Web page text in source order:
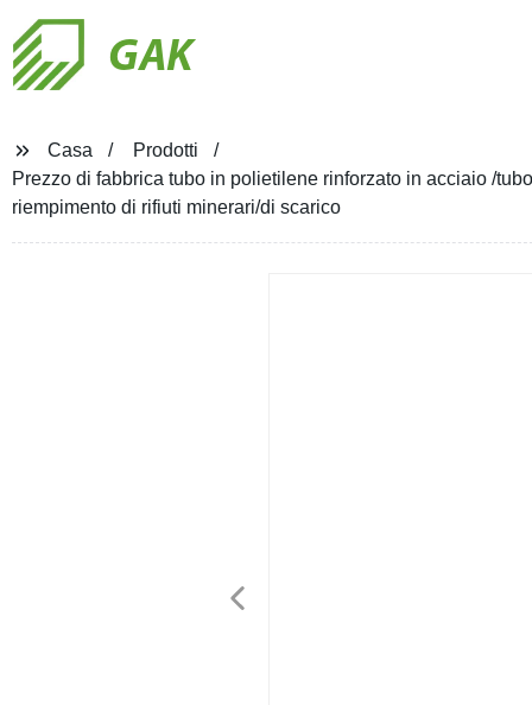
GAK
Casa
Prodotti
Prezzo di fabbrica tubo in polietilene rinforzato in acciaio /
riempimento di rifiuti minerari/di scarico